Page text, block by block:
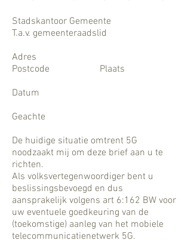
Stadskantoor Gemeente
T.a.v. gemeenteraadslid
Adres
Postcode Plaats
Datum
Geachte
De huidige situatie omtrent 5G
noodzaakt mij om deze brief aan u te
richten.
Als volksvertegenwoordiger bent u
beslissingsbevoegd en dus
aansprakelijk volgens art 6:162 BW voor
uw eventuele goedkeuring van de
(toekomstige) aanleg van het mobiele
telecommunicatienetwerk 5G.